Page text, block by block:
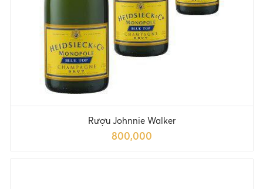
Rượu Johnnie Walker
800,000